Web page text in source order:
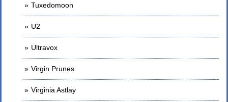
Tuxedomoon
U2
Ultravox
Virgin Prunes
Virginia Astlay